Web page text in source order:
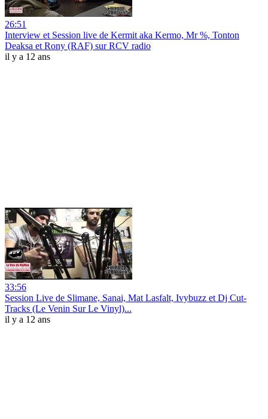
26:51
Interview et Session live de Kermit aka Kermo, Mr %, Tonton
Deaksa et Rony (RAF) sur RCV radio
il y a 12 ans
33:56
Session Live de Slimane, Sanai, Mat Lasfalt, Ivybuzz et Dj Cut-
Tracks (Le Venin Sur Le Vinyl)...
il y a 12 ans